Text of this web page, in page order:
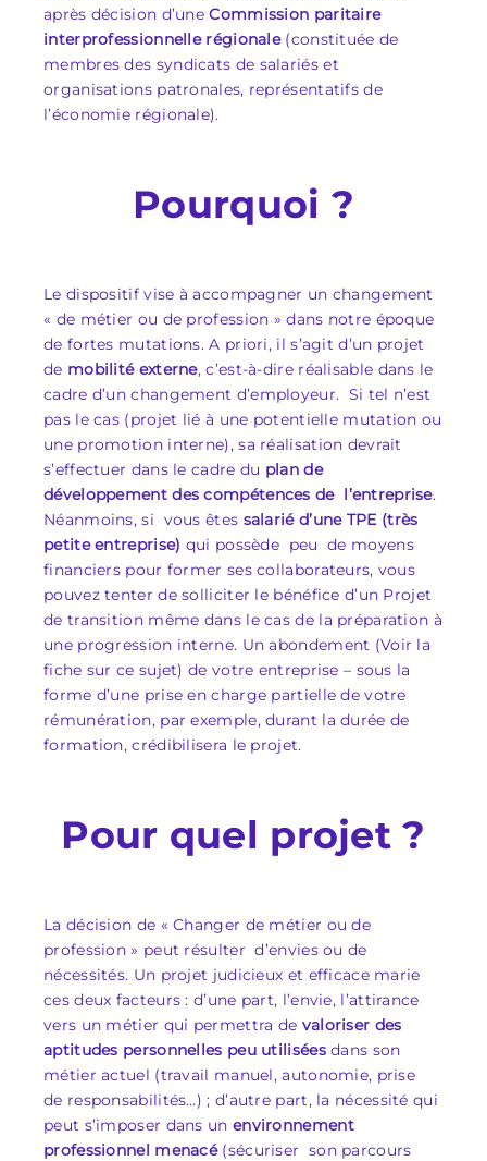
après décision d’uneCommission paritaire
interprofessionnelle régionale(constituée de
membres des syndicats de salariés et
organisations patronales, représentatifs de
l’économie régionale).
Pourquoi ?
Le dispositif vise à accompagner un changement
« de métier ou de profession » dans notre époque
de fortes mutations. A priori, il s’agit d’un projet
de mobilité externe, c’est-à-dire réalisable dans le
cadre d’un changement d’employeur. Si tel n’est
pas le cas (projet lié à une potentielle mutation ou
une promotion interne), sa réalisation devrait
s’effectuer dans le cadre du plan de
développement des compétences de l’entreprise.
Néanmoins, si vous êtes salarié d’une TPE (très
petite entreprise) qui possède peu de moyens
financiers pour former ses collaborateurs, vous
pouvez tenter de solliciter le bénéfice d’un Projet
de transition même dans le cas de la préparation à
une progression interne. Un abondement (Voir la
fiche sur ce sujet) de votre entreprise – sous la
forme d’une prise en charge partielle de votre
rémunération, par exemple, durant la durée de
formation, crédibilisera le projet.
Pour quel projet ?
La décision de « Changer de métier ou de
profession » peut résulter d’envies ou de
nécessités. Un projet judicieux et efficace marie
ces deux facteurs : d’une part, l’envie, l’attirance
vers un métier qui permettra de valoriser des
aptitudes personnelles peu utiliséesdans son
métier actuel (travail manuel, autonomie, prise
de responsabilités…) ; d’autre part, la nécessité qui
peut s’imposer dans un environnement
professionnel menacé(sécuriser son parcours